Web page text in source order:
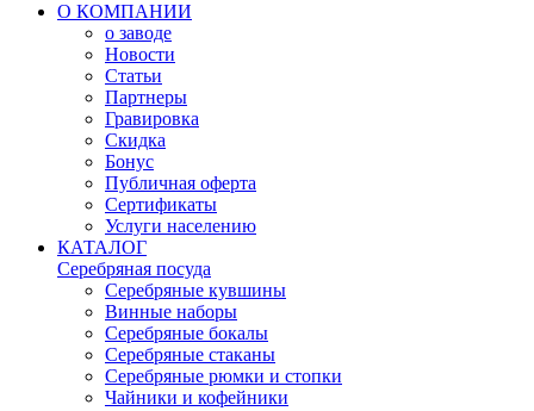
О КОМПАНИИ
о заводе
Новости
Статьи
Партнеры
Гравировка
Скидка
Бонус
Публичная оферта
Сертификаты
Услуги населению
КАТАЛОГ
Серебряная посуда
Серебряные кувшины
Винные наборы
Серебряные бокалы
Серебряные стаканы
Серебряные рюмки и стопки
Чайники и кофейники